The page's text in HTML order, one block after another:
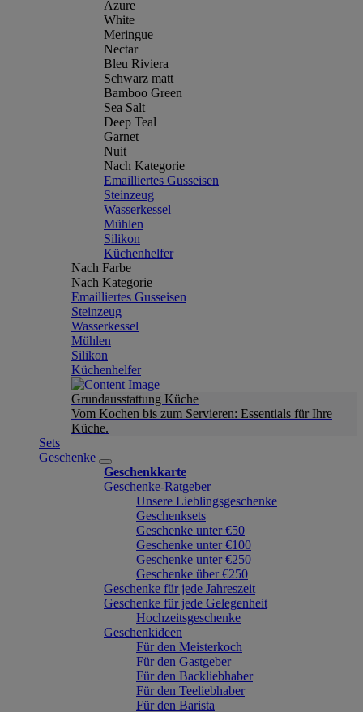
Azure
White
Meringue
Nectar
Bleu Riviera
Schwarz matt
Bamboo Green
Sea Salt
Deep Teal
Garnet
Nuit
Nach Kategorie
Emailliertes Gusseisen
Steinzeug
Wasserkessel
Mühlen
Silikon
Küchenhelfer
Nach Farbe
Nach Kategorie
Emailliertes Gusseisen
Steinzeug
Wasserkessel
Mühlen
Silikon
Küchenhelfer
Grundausstattung Küche
Vom Kochen bis zum Servieren: Essentials für Ihre
Küche.
Sets
Geschenke
Geschenkkarte
Geschenke-Ratgeber
Unsere Lieblingsgeschenke
Geschenksets
Geschenke unter €50
Geschenke unter €100
Geschenke unter €250
Geschenke über €250
Geschenke für jede Jahreszeit
Geschenke für jede Gelegenheit
Hochzeitsgeschenke
Geschenkideen
Für den Meisterkoch
Für den Gastgeber
Für den Backliebhaber
Für den Teeliebhaber
Für den Barista